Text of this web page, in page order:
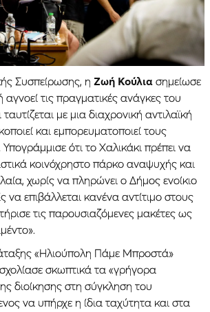
Συσπείρωσης, η Ζωή Κούλια σημείωσε
αγνοεί τις πραγματικές ανάγκες του
με μια διαχρονική αντιλαϊκή
και εμπορευματοποιεί τους
ότι το Χαλικάκι πρέπει να
κοινόχρηστο πάρκο αναψυχής και
χωρίς να πληρώνει ο Δήμος ενοίκιο
να επιβάλλεται κανένα αντίτιμο στους
τις παρουσιαζόμενες μακέτες ως
«Ηλιούπολη Πάμε Μπροστά»
σκωπτικά τα «γρήγορα
διοίκησης στη σύγκληση του
να υπήρχε η ίδια ταχύτητα και στα